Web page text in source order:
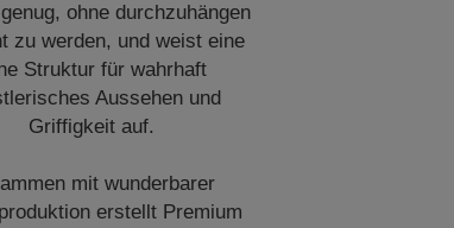
ohne durchzuhängen
zu werden, und weist eine
Struktur für wahrhaft
Aussehen und
Griffigkeit auf.
mit wunderbarer
erstellt Premium